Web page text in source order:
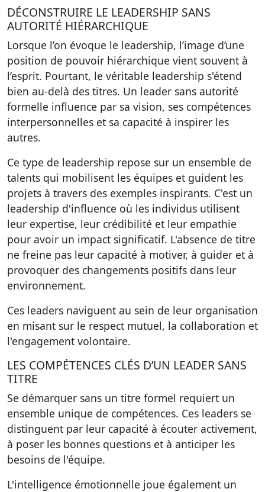
DÉCONSTRUIRE LE LEADERSHIP SANS
AUTORITÉ HIÉRARCHIQUE
Lorsque l’on évoque le leadership, l’image d’une
position de pouvoir hiérarchique vient souvent à
l’esprit. Pourtant, le véritable leadership s'étend
bien au-delà des titres. Un leader sans autorité
formelle influence par sa vision, ses compétences
interpersonnelles et sa capacité à inspirer les
autres.
Ce type de leadership repose sur un ensemble de
talents qui mobilisent les équipes et guident les
projets à travers des exemples inspirants. C'est un
leadership d'influence où les individus utilisent
leur expertise, leur crédibilité et leur empathie
pour avoir un impact significatif. L'absence de titre
ne freine pas leur capacité à motiver, à guider et à
provoquer des changements positifs dans leur
environnement.
Ces leaders naviguent au sein de leur organisation
en misant sur le respect mutuel, la collaboration et
l'engagement volontaire.
LES COMPÉTENCES CLÉS D’UN LEADER SANS
TITRE
Se démarquer sans un titre formel requiert un
ensemble unique de compétences. Ces leaders se
distinguent par leur capacité à écouter activement,
à poser les bonnes questions et à anticiper les
besoins de l'équipe.
L'intelligence émotionnelle joue également un